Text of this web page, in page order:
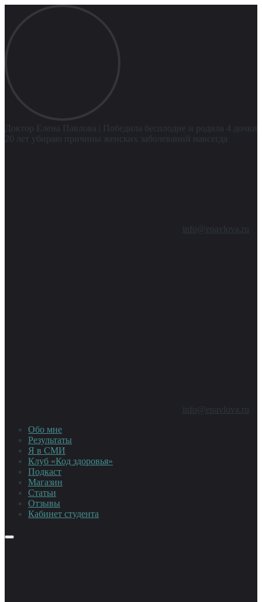
Доктор Елена Павлова
| Победила бесплодие и родила 4 дочки
20 лет убираю причины женских заболеваний навсегда
info@epavlova.ru
info@epavlova.ru
Обо мне
Результаты
Я в СМИ
Клуб «Код здоровья»
Подкаст
Магазин
Статьи
Отзывы
Кабинет студента